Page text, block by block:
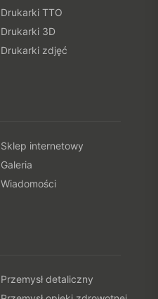
Drukarki TTO
Drukarki 3D
Drukarki zdjęć
Sklep internetowy
Galeria
Wiadomości
Przemysł detaliczny